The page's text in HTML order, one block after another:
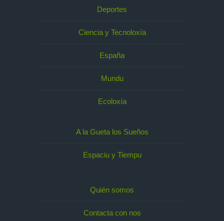
Deportes
Ciencia y Tecnoloxía
España
Mundu
Ecoloxía
A la Gueta los Sueños
Espaciu y Tiempu
Quién somos
Contacta con nos